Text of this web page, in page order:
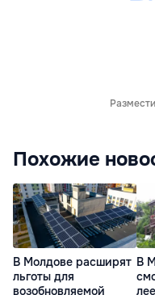
Похожие
В Молдове расширят
льготы для
возобновляемой
В